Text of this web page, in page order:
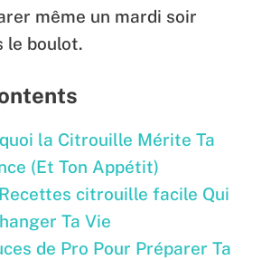
même un mardi soir
le boulot.
la Citrouille Mérite Ta
(Et Ton Appétit)
citrouille facile Qui
Ta Vie
de Pro Pour Préparer Ta